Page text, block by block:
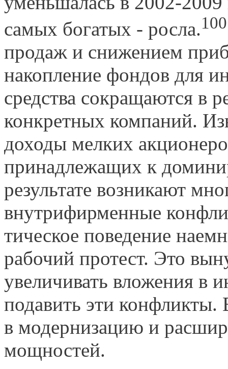
самых богатых - росла.100
продаж и снижением
накопление фондов для
средства сокращаются в
конкретных компаний.
доходы мелких
принадлежащих к
результате возникают
внутрифирменные
тическое поведение
рабочий протест. Это
увеличивать вложения в
подавить эти конфликты.
в модернизацию и
мощностей.